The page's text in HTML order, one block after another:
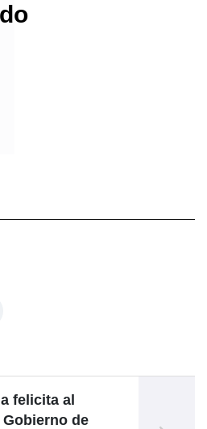
felicita al
de